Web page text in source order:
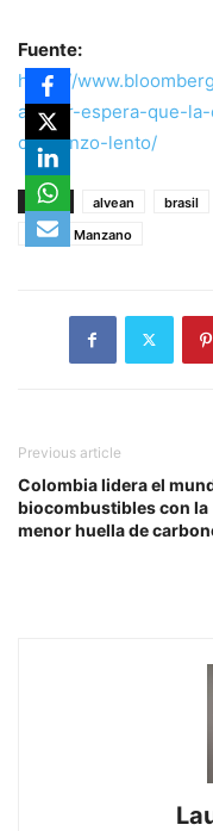
Fuente:
https://
azucar-espera-que-
comienzo-lento/
TAGS alvean brasil
Tomas Manzano
Previous article
Colombia lidera el
biocombustibles con la
menor huella de